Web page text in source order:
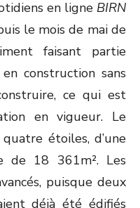
en ligne BIRN
le mois de mai de
faisant partie
construction sans
ce qui est
en vigueur. Le
étoiles, d’une
de 18 361m². Les
puisque deux
déjà été édifiés